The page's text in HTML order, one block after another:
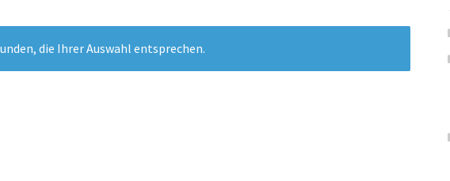
die Ihrer Auswahl entsprechen.